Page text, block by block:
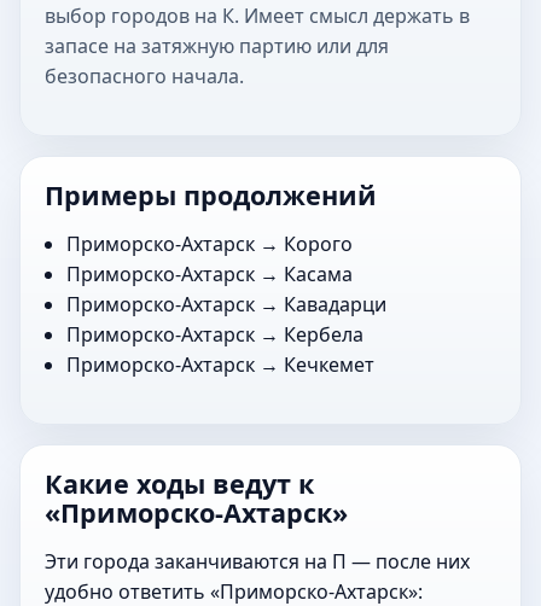
выбор городов на К. Имеет смысл держать в
запасе на затяжную партию или для
безопасного начала.
Примеры продолжений
Приморско-Ахтарск → Корого
Приморско-Ахтарск → Касама
Приморско-Ахтарск → Кавадарци
Приморско-Ахтарск → Кербела
Приморско-Ахтарск → Кечкемет
Какие ходы ведут к
«Приморско-Ахтарск»
Эти города заканчиваются на П — после них
удобно ответить «Приморско-Ахтарск»: